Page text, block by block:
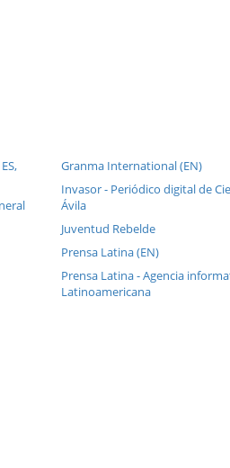
Granma International (EN)
Invasor - Periódico digital de
Ávila
Juventud Rebelde
Prensa Latina (EN)
Prensa Latina - Agencia
Latinoamericana